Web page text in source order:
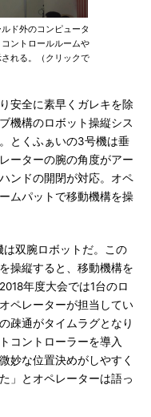
ド外のコンピュータ
ントロールルームや
れる。（クリックで
安全に素早くガレキを除
機構のロボット操縦シス
とくふぁいの3号機は垂
ーターの腕の角度がアー
ンドの開閉が対応。オペ
ムパットで移動機構を操
双腕ロボットだ。この
操縦すると、移動機構を
年度大会では1台のロ
ペレーターが担当してい
疎通がタイムラグとなり
コントローラーを導入
妙な位置決めがしやすく
」とオペレーターは語っ